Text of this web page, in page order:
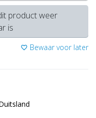
product weer
is
favorite_border Bewaar voor later